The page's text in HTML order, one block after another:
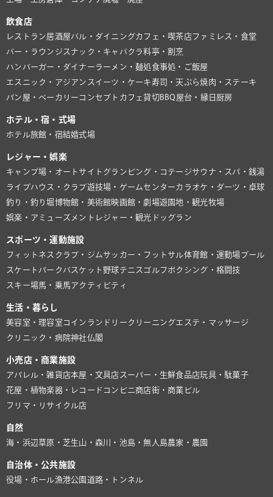
飲食店
レストラン居酒屋バル・ダイニングカフェ・喫茶店ファミレス・食堂
バー・ラウンジ スナック・キャバクラ料亭・割烹
ハンバーガー・ダイナーラーメン・麺処食事処・ご飯屋
エスニック・アジアン スイーツ・ケーキ寿司・天ぷら焼肉・ステーキ
パン屋・ベーカリー コンセプトカフェ貸切BBQ 屋台・縁日 厨房
ホテル・宿・式場
ホテル旅館・宿結婚式場
レジャー・娯楽
キャンプ場・オートサイト グランピング・コテージサウナ・スパ・銭湯
ライブハウス・クラブ遊技場・ゲームセンターカラオケ・ダーツ・卓球
釣り・釣り堀博物館・美術館映画館・劇場遊園地・観光牧場
娯楽・アミューズメント レジャー・観光 ドッグラン
スポーツ・運動施設
フィットネスクラブ・ジム サッカー・フットサル体育館・運動場プール
スケートパーク バスケット 野球テニス ゴルフ ボクシング・格闘技
スキー場馬・乗馬アクティビティ
生活・暮らし
美容室・理容室 コインランドリー クリーニングエステ・マッサージ
クリニック・病院神社仏閣
小売店・商業施設
アパレル・雑貨店本屋・文具店 スーパー・生鮮食品店玩具・駄菓子
花屋・植物楽器・レコード コンビニ商店街・商業ビル
フリマ・リサイクル店
自然
海・浜辺 草原・芝生山・森川・池島・無人島農家・農園
自治体・公共施設
役場・ホール漁港公園 道路・トンネル